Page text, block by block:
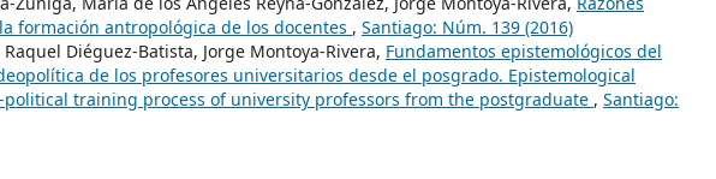
formación antropológica de los docentes , Santiago: Núm. 139 (2016)
Diéguez-Batista, Jorge Montoya-Rivera, Fundamentos epistemológicos del
de los profesores universitarios desde el posgrado. Epistemological
training process of university professors from the postgraduate , Santiago: